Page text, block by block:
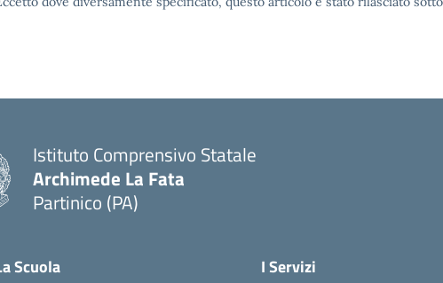
Istituto Comprensivo Statale
Archimede La Fata
Partinico (PA)
Scuola I Servizi